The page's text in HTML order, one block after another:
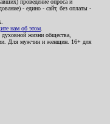
проведение опроса и
- едино - сайт, без оплаты -
нам об этом
духовной жизни общества,
Для мужчин и женщин. 16+ для